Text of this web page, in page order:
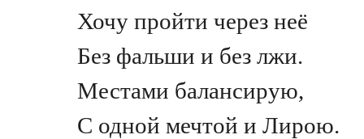
Хочу пройти через неё
Без фальши и без лжи.
Местами балансирую,
С одной мечтой и Лирою.